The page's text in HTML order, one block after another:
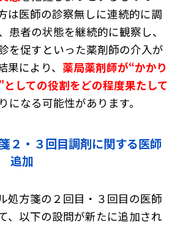
は医師の診察無しに連続的に調
患者の状態を継続的に観察し、
を促すといった薬剤師の介入が
により、 薬局薬剤師が“かかり
しての役割をどの程度果たして
になる可能性があります。
２・３回目調剤に関する医師
追加
処方箋の２回目・３回目の医師
、以下の設問が新たに追加され